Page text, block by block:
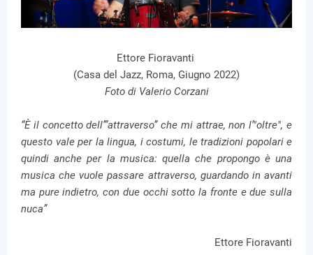
Ettore Fioravanti
(Casa del Jazz, Roma, Giugno 2022)
Foto di Valerio Corzani
“È il concetto dell’”attraverso” che mi attrae, non l’"oltre", e
questo vale per la lingua, i costumi, le tradizioni popolari e
quindi anche per la musica: quella che propongo è una
musica che vuole passare attraverso, guardando in avanti
ma pure indietro, con due occhi sotto la fronte e due sulla
nuca”
Ettore Fioravanti